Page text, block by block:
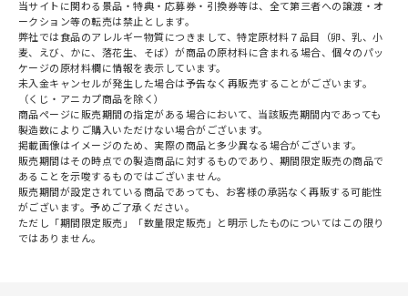
当サイトに関わる景品・特典・応募券・引換券等は、全て第三者への譲渡・オ
ークション等の転売は禁止とします。
弊社では食品のアレルギー物質につきまして、特定原材料７品目（卵、乳、小
麦、えび、かに、落花生、そば）が商品の原材料に含まれる場合、個々のパッ
ケージの原材料欄に情報を表示しています。
未入金キャンセルが発生した場合は予告なく再販売することがございます。
（くじ・アニカプ商品を除く）
商品ページに販売期間の指定がある場合において、当該販売期間内であっても
製造数によりご購入いただけない場合がございます。
掲載画像はイメージのため、実際の商品と多少異なる場合がございます。
販売期間はその時点での製造商品に対するものであり、期間限定販売の商品で
あることを示唆するものではございません。
販売期間が設定されている商品であっても、お客様の承諾なく再販する可能性
がございます。予めご了承ください。
ただし「期間限定販売」「数量限定販売」と明示したものについてはこの限り
ではありません。